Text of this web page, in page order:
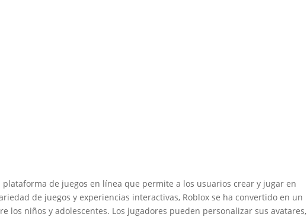
plataforma de juegos en línea que permite a los usuarios crear y jugar en
de juegos y experiencias interactivas, Roblox se ha convertido en un
los niños y adolescentes. Los jugadores pueden personalizar sus avatares,